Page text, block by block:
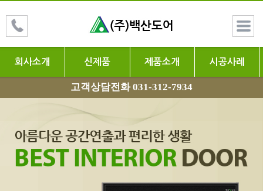
회사소개 신제품 제품소개 시공사례
고객상담전화 031-312-7934